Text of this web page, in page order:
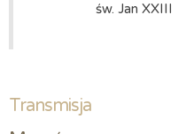
św. Jan XXIII
Transmisja